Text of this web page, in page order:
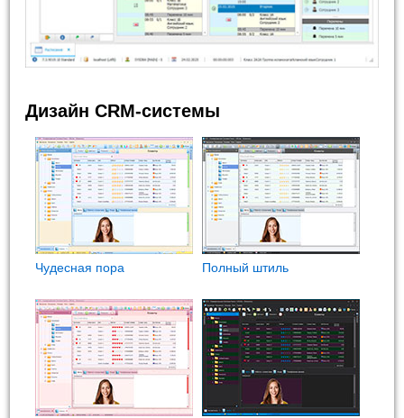
Дизайн CRM-системы
Чудесная пора Полный штиль